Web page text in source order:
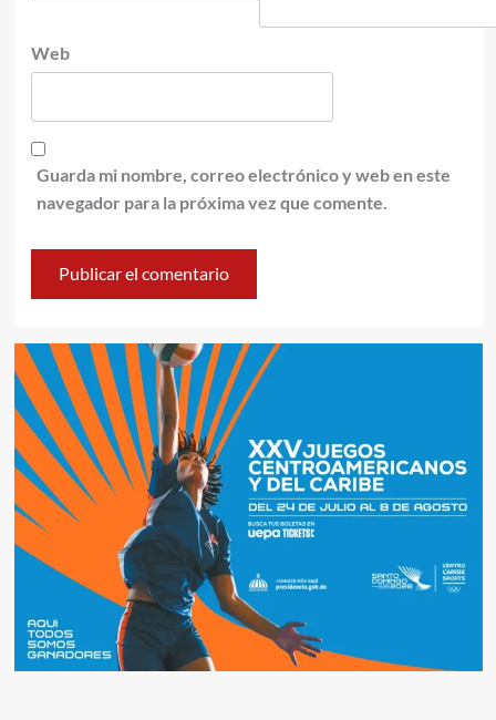
Web
Guarda mi nombre, correo electrónico y web en este
navegador para la próxima vez que comente.